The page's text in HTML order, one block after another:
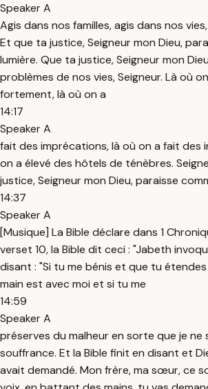
Speaker A
Agis dans nos familles, agis dans nos
Et que ta justice, Seigneur mon Dieu,
lumière. Que ta justice, Seigneur mon
problèmes de nos vies, Seigneur. Là où
fortement, là où on a
14:17
Speaker A
fait des imprécations, là où on a fait des
on a élevé des hôtels de ténèbres.
justice, Seigneur mon Dieu, paraisse
14:37
Speaker A
[Musique] La Bible déclare dans 1
verset 10, la Bible dit ceci : "Jabeth
disant : "Si tu me bénis et que tu
main est avec moi et si tu me
14:59
Speaker A
préserves du malheur en sorte que je ne
souffrance. Et la Bible finit en disant et
avait demandé. Mon frère, ma sœur, ce